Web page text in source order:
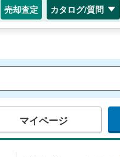
売却査定 カタログ/質問
マイページ